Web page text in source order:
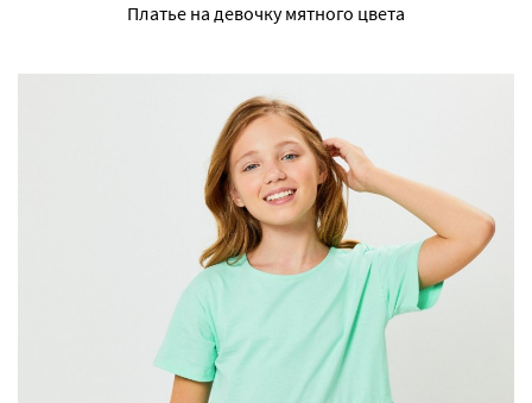
Платье на девочку мятного цвета